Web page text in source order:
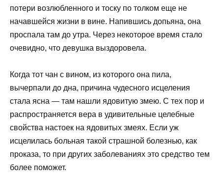
потери возлюбленного и тоску по толком еще не
начавшейся жизни в вине. Напившись допьяна, она
проспала там до утра. Через некоторое время стало
очевидно, что девушка выздоровела.
Когда тот чан с вином, из которого она пила,
вычерпали до дна, причина чудесного исцеления
стала ясна — там нашли ядовитую змею. С тех пор и
распространяется вера в удивительные целебные
свойства настоек на ядовитых змеях. Если уж
исцелилась больная такой страшной болезнью, как
проказа, то при других заболеваниях это средство тем
более поможет.